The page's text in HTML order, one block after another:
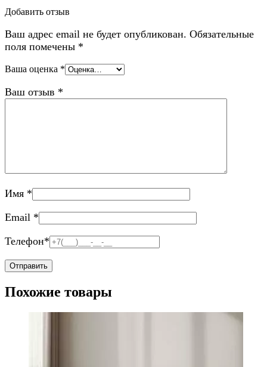
Добавить отзыв
Ваш адрес email не будет опубликован. Обязательные
поля помечены *
Ваша оценка *
Ваш отзыв *
Имя *
Email *
Телефон*
Похожие товары